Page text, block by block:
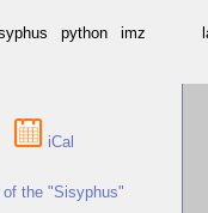
python imz
iCal
the "Sisyphus"